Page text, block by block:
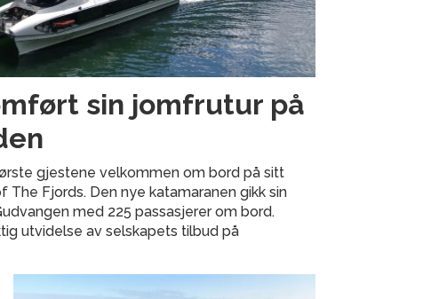
sin jomfrutur på
gjestene velkommen om bord på sitt
The Fjords. Den nye katamaranen gikk sin
med 225 passasjerer om bord.
utvidelse av selskapets tilbud på